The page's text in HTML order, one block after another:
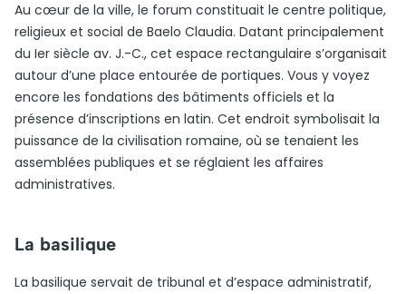
Au cœur de la ville, le forum constituait le centre politique,
religieux et social de Baelo Claudia. Datant principalement
du Ier siècle av. J.-C., cet espace rectangulaire s’organisait
autour d’une place entourée de portiques. Vous y voyez
encore les fondations des bâtiments officiels et la
présence d’inscriptions en latin. Cet endroit symbolisait la
puissance de la civilisation romaine, où se tenaient les
assemblées publiques et se réglaient les affaires
administratives.
La basilique
La basilique servait de tribunal et d’espace administratif,